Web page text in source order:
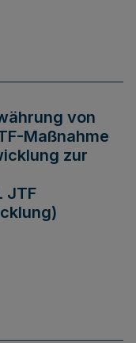
von
Maßnahme
zur
JTF